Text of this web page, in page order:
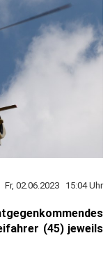
Fr, 02.06.2023 15:04 Uhr
(45) jeweils